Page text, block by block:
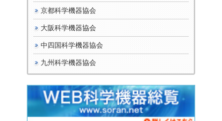
京都科学機器協会
大阪科学機器協会
中四国科学機器協会
九州科学機器協会